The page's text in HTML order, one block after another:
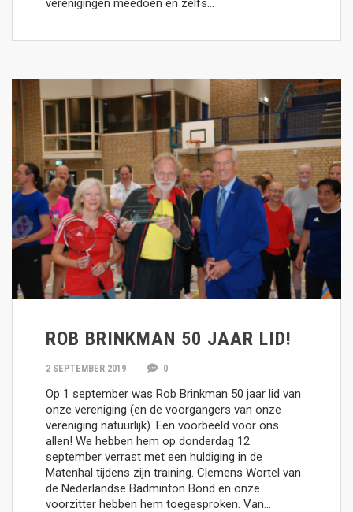
verenigingen meedoen en zelfs…
ROB BRINKMAN 50 JAAR LID!
2 SEPTEMBER 2019 0
Op 1 september was Rob Brinkman 50 jaar lid van
onze vereniging (en de voorgangers van onze
vereniging natuurlijk). Een voorbeeld voor ons
allen! We hebben hem op donderdag 12
september verrast met een huldiging in de
Matenhal tijdens zijn training. Clemens Wortel van
de Nederlandse Badminton Bond en onze
voorzitter hebben hem toegesproken. Van…